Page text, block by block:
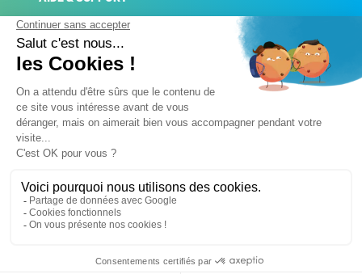
ACTUALITÉS
Mentions légales
Conditions générales de ventes
Plateforme de signalement